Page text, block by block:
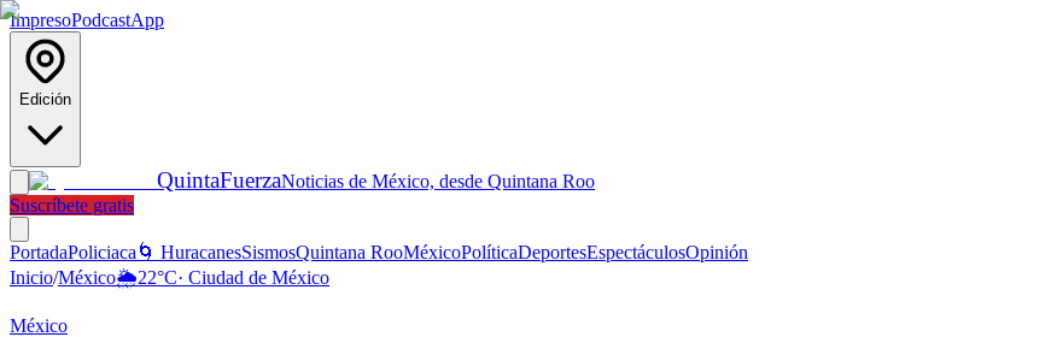
ImpresoPodcastApp
Edición
QuintaFuerzaNoticias de México, desde Quintana Roo
Suscríbete gratis
PortadaPoliciaca 🌀 HuracanesSismosQuintana RooMéxicoPolíticaDeportesEspectáculosOpinión
Inicio/México🌦️22°C· Ciudad de México
México